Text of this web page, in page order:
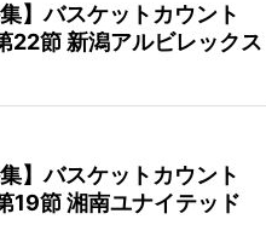
】バスケットカウント
節 新潟アルビレックス
】バスケットカウント
節 湘南ユナイテッド